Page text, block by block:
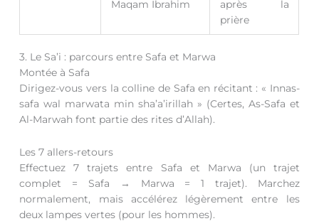
Maqam Ibrahim
après la
prière
3. Le Sa’i : parcours entre Safa et Marwa
Montée à Safa
Dirigez-vous vers la colline de Safa en récitant : « Innas-
safa wal marwata min sha’a’irillah » (Certes, As-Safa et
Al-Marwah font partie des rites d’Allah).
Les 7 allers-retours
Effectuez 7 trajets entre Safa et Marwa (un trajet
complet = Safa → Marwa = 1 trajet). Marchez
normalement, mais accélérez légèrement entre les
deux lampes vertes (pour les hommes).